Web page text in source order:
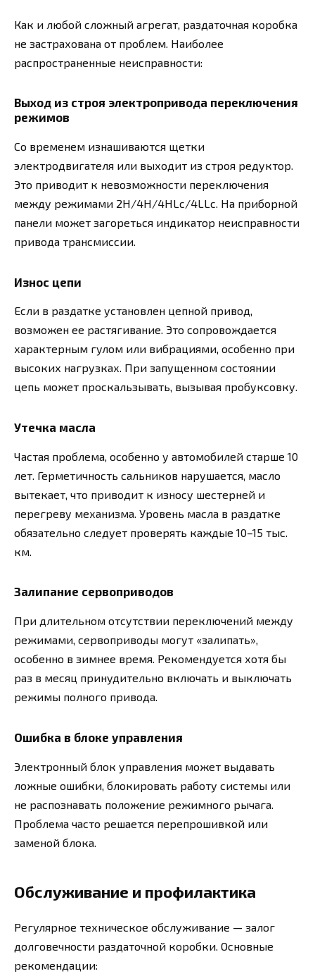
Как и любой сложный агрегат, раздаточная коробка
не застрахована от проблем. Наиболее
распространенные неисправности:
Выход из строя электропривода переключения
режимов
Со временем изнашиваются щетки
электродвигателя или выходит из строя редуктор.
Это приводит к невозможности переключения
между режимами 2H/4H/4HLc/4LLc. На приборной
панели может загореться индикатор неисправности
привода трансмиссии.
Износ цепи
Если в раздатке установлен цепной привод,
возможен ее растягивание. Это сопровождается
характерным гулом или вибрациями, особенно при
высоких нагрузках. При запущенном состоянии
цепь может проскальзывать, вызывая пробуксовку.
Утечка масла
Частая проблема, особенно у автомобилей старше 10
лет. Герметичность сальников нарушается, масло
вытекает, что приводит к износу шестерней и
перегреву механизма. Уровень масла в раздатке
обязательно следует проверять каждые 10–15 тыс.
км.
Залипание сервоприводов
При длительном отсутствии переключений между
режимами, сервоприводы могут «залипать»,
особенно в зимнее время. Рекомендуется хотя бы
раз в месяц принудительно включать и выключать
режимы полного привода.
Ошибка в блоке управления
Электронный блок управления может выдавать
ложные ошибки, блокировать работу системы или
не распознавать положение режимного рычага.
Проблема часто решается перепрошивкой или
заменой блока.
Обслуживание и профилактика
Регулярное техническое обслуживание — залог
долговечности раздаточной коробки. Основные
рекомендации: